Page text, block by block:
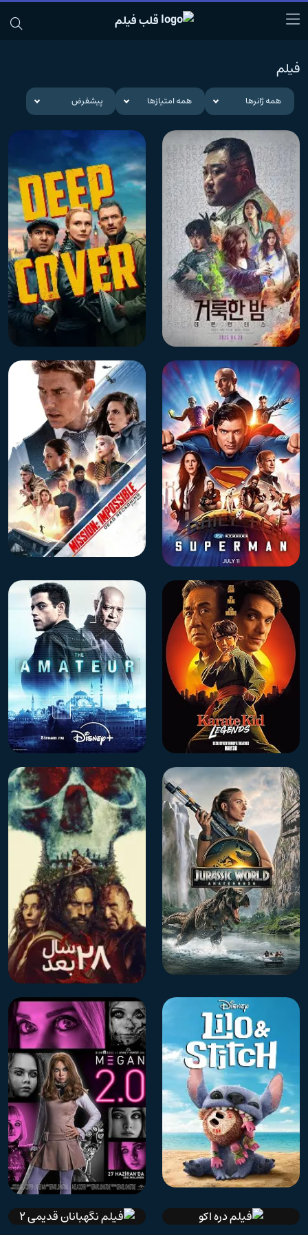
قلب فیلم
فیلم
همه ژانرها همه امتیازها پیشفرض
IMDb 5.1 دوبله فارسی
فیلم شب مقدس شکارچیان
شیطان
IMDb 6.7 دوبله فارسی
فیلم پوشش عمیق
IMDb 7.7 دوبله فارسی
فیلم سوپرمن
روزشمار نهایی
IMDb 6.6 دوبله فارسی
فیلم پسر کاراته باز افسانه
ها
IMDb 6.6 دوبله فارسی
فیلم آماتور
دوباره
IMDb 7.1 دوبله فارسی
فیلم ۲۸ سال بعد
IMDb 7 دوبله فارسی
IMDb 6.3 دوبله فارسی